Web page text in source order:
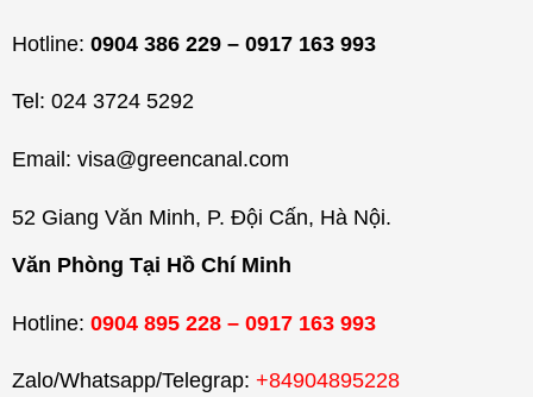
Hotline: 0904 386 229 – 0917 163 993
Tel: 024 3724 5292
Email: visa@greencanal.com
52 Giang Văn Minh, P. Đội Cấn, Hà Nội.
Văn Phòng Tại Hồ Chí Minh
Hotline: 0904 895 228 – 0917 163 993
Zalo/Whatsapp/Telegrap: +84904895228